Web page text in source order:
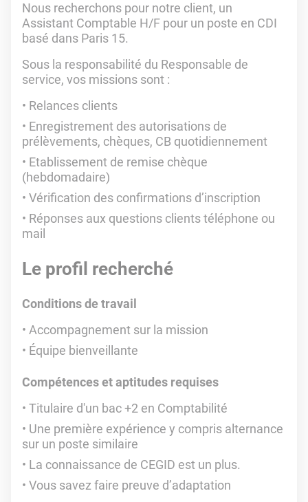
Nous recherchons pour notre client, un
Assistant Comptable H/F pour un poste en CDI
basé dans Paris 15.
Sous la responsabilité du Responsable de
service, vos missions sont :
Relances clients
Enregistrement des autorisations de
prélèvements, chèques, CB quotidiennement
Etablissement de remise chèque
(hebdomadaire)
Vérification des confirmations d’inscription
Réponses aux questions clients téléphone ou
mail
Le profil recherché
Conditions de travail
Accompagnement sur la mission
Équipe bienveillante
Compétences et aptitudes requises
Titulaire d'un bac +2 en Comptabilité
Une première expérience y compris alternance
sur un poste similaire
La connaissance de CEGID est un plus.
Vous savez faire preuve d’adaptation